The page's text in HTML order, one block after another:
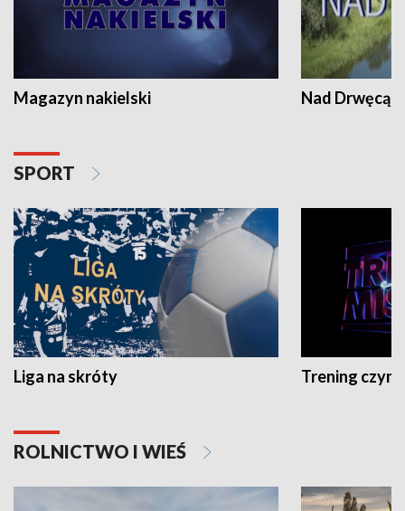
Magazyn nakielski Nad Drwęcą
SPORT
Liga na skróty Trening czyni
ROLNICTWO I WIEŚ